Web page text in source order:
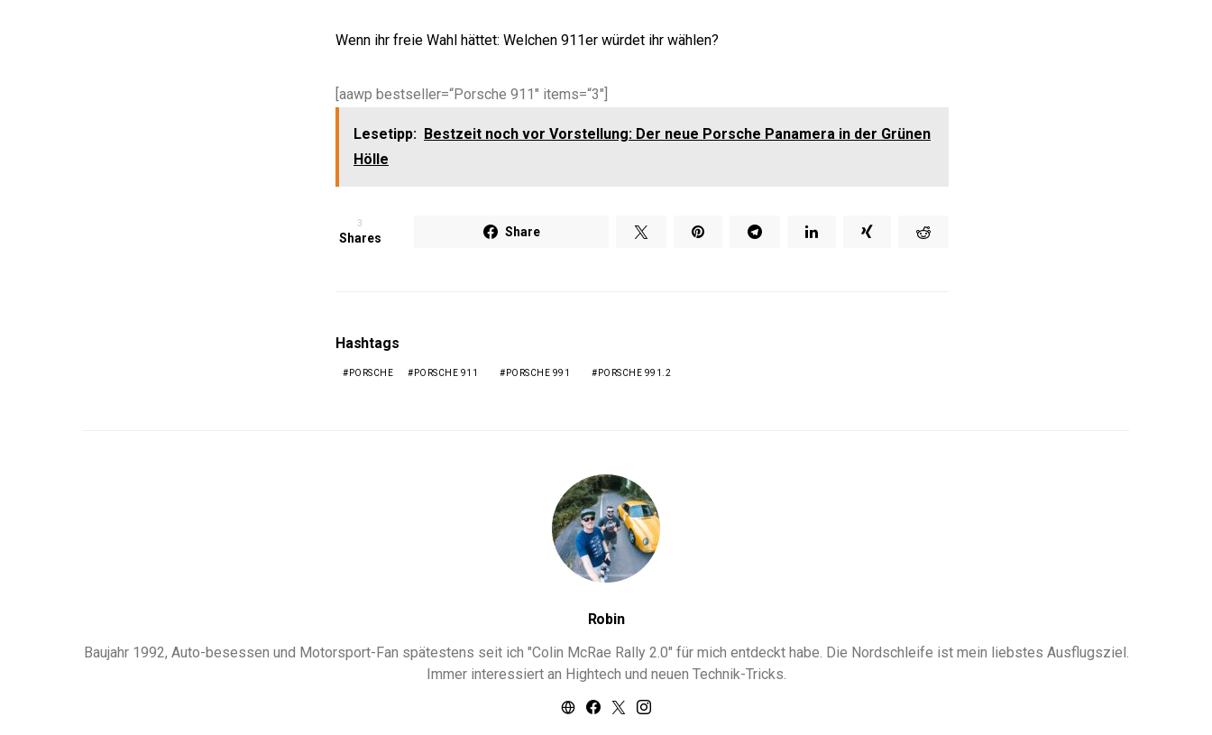
Wenn ihr freie Wahl hättet: Welchen 911er würdet ihr wählen?
[aawp bestseller=“Porsche 911″ items=“3″]
Lesetipp: Bestzeit noch vor Vorstellung: Der neue Porsche Panamera in der Grünen
Hölle
3
Shares Share
Hashtags
PORSCHE PORSCHE 911 PORSCHE 991 PORSCHE 991.2
Robin
Baujahr 1992, Auto-besessen und Motorsport-Fan spätestens seit ich "Colin McRae Rally 2.0" für mich entdeckt habe. Die Nordschleife ist mein liebstes Ausflugsziel.
Immer interessiert an Hightech und neuen Technik-Tricks.